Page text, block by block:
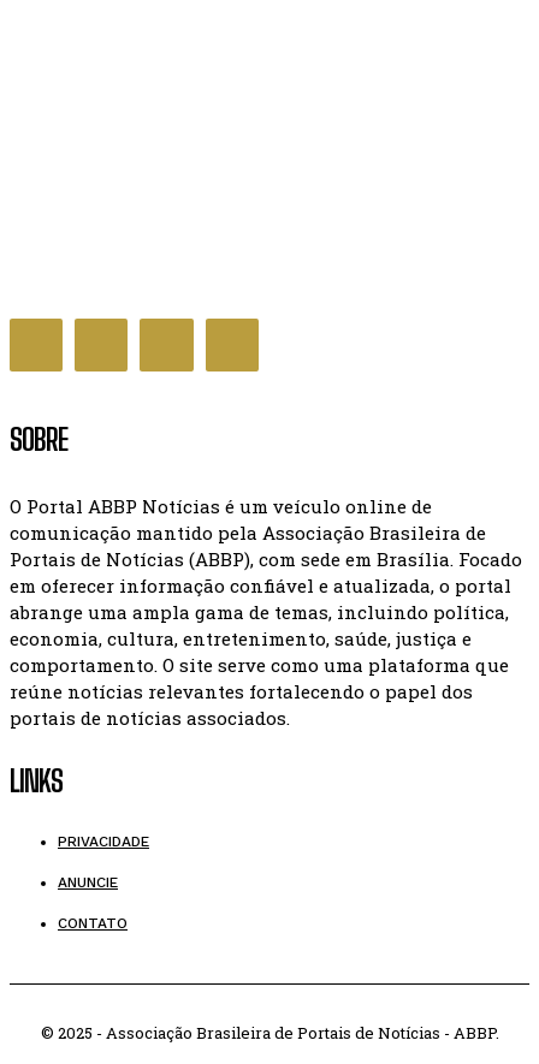
SOBRE
O Portal ABBP Notícias é um veículo online de
comunicação mantido pela Associação Brasileira de
Portais de Notícias (ABBP), com sede em Brasília. Focado
em oferecer informação confiável e atualizada, o portal
abrange uma ampla gama de temas, incluindo política,
economia, cultura, entretenimento, saúde, justiça e
comportamento. O site serve como uma plataforma que
reúne notícias relevantes fortalecendo o papel dos
portais de notícias associados.
LINKS
PRIVACIDADE
ANUNCIE
CONTATO
© 2025 - Associação Brasileira de Portais de Notícias - ABBP.